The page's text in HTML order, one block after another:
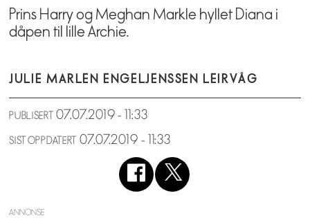
Prins Harry og Meghan Markle hyllet Diana i
dåpen til lille Archie.
JULIE MARLEN ENGELJENSSEN LEIRVÅG
PUBLISERT 07.07.2019 - 11:33
SIST OPPDATERT 07.07.2019 - 11:33
ANNONSE